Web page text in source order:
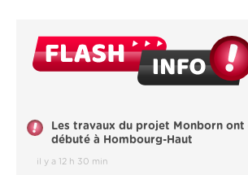
Les travaux du projet Monborn
débuté à Hombourg-Haut
il y a 12 h 30 min